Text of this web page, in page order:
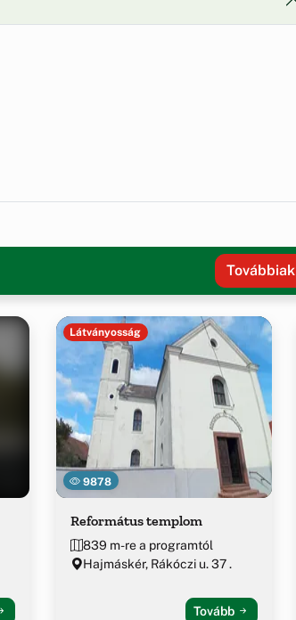
Továbbiak
9878
Látványosság
Református templom
839 m-re a programtól
Hajmáskér, Rákóczi u. 37 .
Tovább